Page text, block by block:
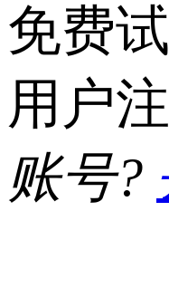
免费
用户
账号?